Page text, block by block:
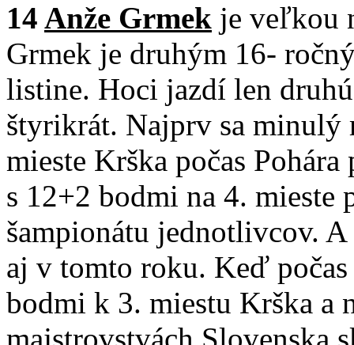
14 Anže Grmek je veľkou
Grmek je druhým 16-
listine. Hoci jazdí len
štyrikrát. Najprv sa
mieste Krška počas
s 12+2 bodmi na 4. mieste
šampionátu jednotlivcov.
aj v tomto roku. Keď
bodmi k 3. miestu Krška a